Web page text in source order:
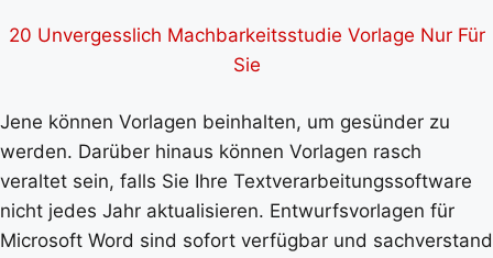
20 Unvergesslich Machbarkeitsstudie Vorlage Nur Für
Sie
Jene können Vorlagen beinhalten, um gesünder zu
werden. Darüber hinaus können Vorlagen rasch
veraltet sein, falls Sie Ihre Textverarbeitungssoftware
nicht jedes Jahr aktualisieren. Entwurfsvorlagen für
Microsoft Word sind sofort verfügbar und sachverstand